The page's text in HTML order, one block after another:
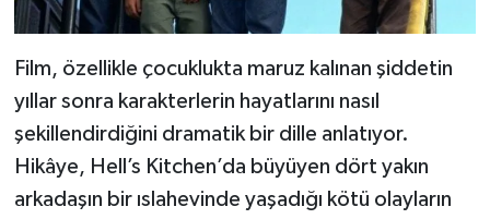
Film, özellikle çocuklukta maruz kalınan şiddetin
yıllar sonra karakterlerin hayatlarını nasıl
şekillendirdiğini dramatik bir dille anlatıyor.
Hikâye, Hell’s Kitchen’da büyüyen dört yakın
arkadaşın bir ıslahevinde yaşadığı kötü olayların